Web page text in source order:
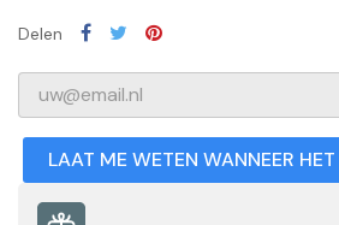
Delen
LAAT ME WETEN WANNEER